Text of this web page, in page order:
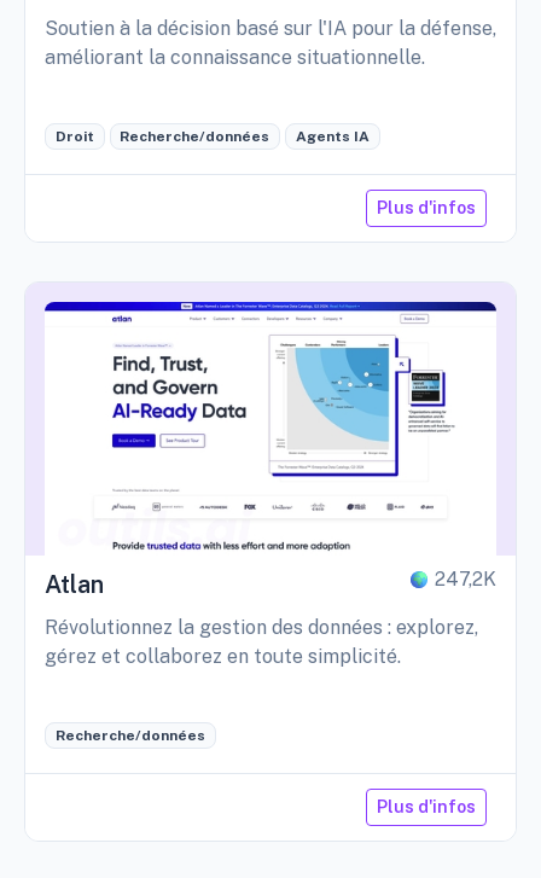
Soutien à la décision basé sur l'IA pour la défense,
améliorant la connaissance situationnelle.
Droit Recherche/données Agents IA
Plus d'infos
Atlan 247,2K
Révolutionnez la gestion des données : explorez,
gérez et collaborez en toute simplicité.
Recherche/données
Plus d'infos